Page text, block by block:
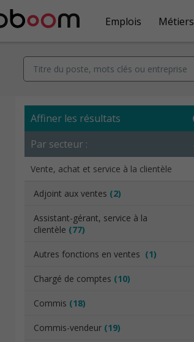
Emplois Métiers
Affiner les résultats
Par secteur :
Vente, achat et service à la clientèle
Adjoint aux ventes (2)
Assistant-gérant, service à la
clientèle (77)
Autres fonctions en ventes (1)
Chargé de comptes (10)
Commis (18)
Commis-vendeur (19)